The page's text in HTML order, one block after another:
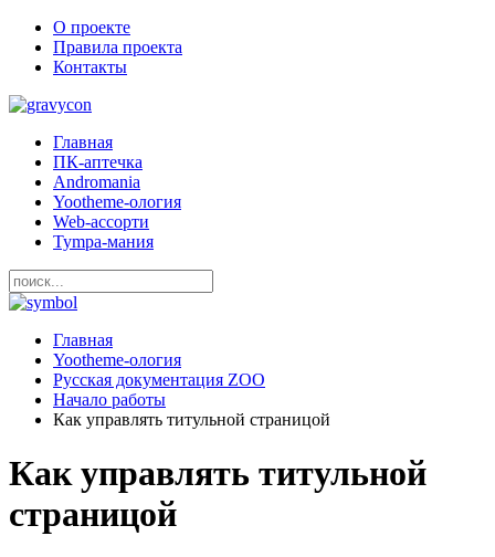
О проекте
Правила проекта
Контакты
Главная
ПК-аптечка
Andromania
Yootheme-ология
Web-ассорти
Tympa-мания
Главная
Yootheme-ология
Русская документация ZOO
Начало работы
Как управлять титульной страницой
Как управлять титульной
страницой